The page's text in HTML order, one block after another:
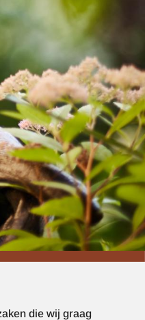
die wij graag